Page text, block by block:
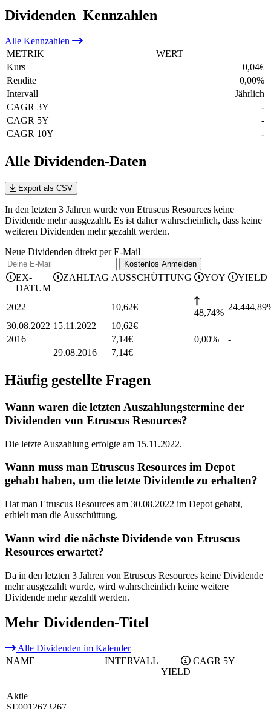
Dividenden Kennzahlen
Alle Kennzahlen
METRIK
WERT
Kurs
0,04€
Rendite
0,00%
Intervall
Jährlich
CAGR 3Y
-
CAGR 5Y
-
CAGR 10Y
-
Alle Dividenden-Daten
Export als CSV
In den letzten 3 Jahren wurde von Etruscus Resources keine
Dividende mehr ausgezahlt. Es ist daher wahrscheinlich, dass keine
weiteren Dividenden mehr gezahlt werden.
Neue Dividenden direkt per E-Mail
Kostenlos Anmelden
EX-
DATUM
ZAHLTAG AUSSCHÜTTUNG YOY YIELD
2022 10,62€
48,74%
24.444,89
30.08.2022 15.11.2022 10,62€
2016
7,14€ 0,00%
-
29.08.2016
7,14€
Häufig gestellte Fragen
Wann waren die letzten Auszahlungstermine der
Dividenden von Etruscus Resources?
Die letzte Auszahlung erfolgte am 15.11.2022.
Wann muss man Etruscus Resources im Depot
gehabt haben, um die letzte Dividende zu erhalten?
Hat man Etruscus Resources am 30.08.2022 im Depot gehabt,
erhielt man die Ausschüttung.
Wann wird die nächste Dividende von Etruscus
Resources erwartet?
Da in den letzten 3 Jahren von Etruscus Resources keine Dividende
mehr ausgezahlt wurde, wird wahrscheinlich keine weitere
Dividende mehr gezahlt werden.
Mehr Dividenden-Titel
Alle Dividenden im Kalender
NAME
INTERVALL
YIELD
CAGR 5Y
Aktie